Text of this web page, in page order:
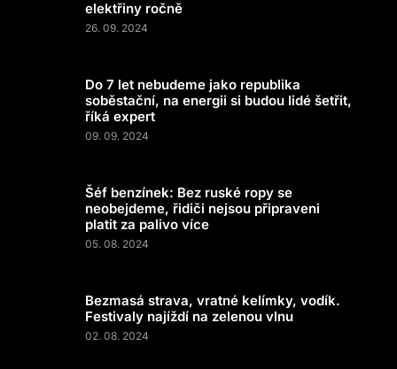
elektřiny ročně
26. 09. 2024
Do 7 let nebudeme jako republika
soběstační, na energii si budou lidé šetřit,
říká expert
09. 09. 2024
Šéf benzínek: Bez ruské ropy se
neobejdeme, řidiči nejsou připraveni
platit za palivo více
05. 08. 2024
Bezmasá strava, vratné kelímky, vodík.
Festivaly najíždí na zelenou vlnu
02. 08. 2024